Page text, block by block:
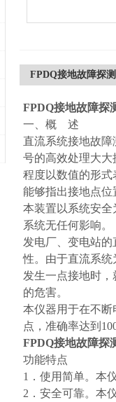
FPDQ接地故障探
FPDQ接地故障探
一、概 述
直流系统接地故
号的高效处理大
程度以数值的形
能够指出接地点位
本装置以系统安
系统无任何影响。
发电厂、变电站
性。由于直流系
发生一点接地时
的危害。
本仪器用于在不
点，准确率达到
FPDQ接地故障探
功能特点
1．使用简单。本
2．安全可靠。本